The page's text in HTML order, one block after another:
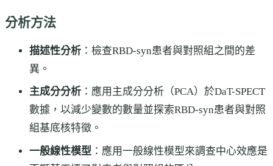
分析方法
描述性分析 ：檢查RBD-syn患者與對照組之間的差
異。
主成分分析 ：應用主成分分析（PCA）於DaT-SPECT
數據，以減少變數的數量並探索RBD-syn患者與對照
組基底核特徵。
一般線性模型 ：應用一般線性模型來調查中心效應是